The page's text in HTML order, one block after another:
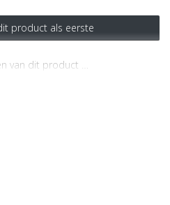
product als eerste
van dit product …